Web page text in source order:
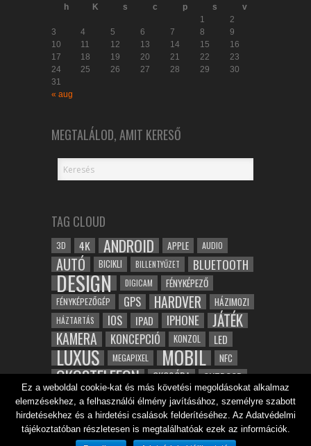
h
K s c p s
v
1
2
3
4 5 6 7 8
9
10
11 12 13 14 15
16
17
18 19 20 21 22
23
24
25 26 27 28 29
30
31
« aug
MEGTALÁLOD, AMIT KERESŐ
TAG CLOUD
3D 4K ANDROID APPLE AUDIO
AUTÓ BICIKLI BILLENTYŰZET BLUETOOTH
DESIGN DIGICAM FÉNYKÉPEZŐ
FÉNYKÉPEZŐGÉP GPS HARDVER HÁZIMOZI
HÁZTARTÁS IOS IPAD IPHONE JÁTÉK
KAMERA KONCEPCIÓ KONZOL LED
LUXUS MEGAPIXEL MOBIL NFC
OKOSTELEFON OKOSÓRA OUTDOOR
ROBOT SAMSUNG SPORT TABLET
TESZT VIDEÓ VÍZÁLLÓ WIFI ZENE ZÖLD
ÉPÍTÉSZET ÉRINTŐKÉPERNYŐ ÓRA
Ez a weboldal cookie-kat és más követési megoldásokat alkalmaz
elemzésekhez, a felhasználói élmény javításához, személyre szabott
hirdetésekhez és a hirdetési csalások felderítéséhez. Az Adatvédelmi
tájékoztatóban részletesen is megtalálhatóak ezek az információk.